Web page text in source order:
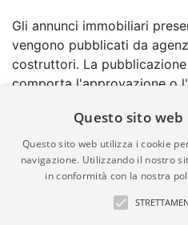
Gli annunci immobiliari
vengono pubblicati da
costruttori. La
comporta l'approvazione o
garanzia da parte di
quindi non è responsabile
correttezza, della
materia di privacy e/o di
suddetti annunci.
Questo sito
Questo sito web utilizza i cookie
navigazione. Utilizzando il nostro
in conformità con la nostra